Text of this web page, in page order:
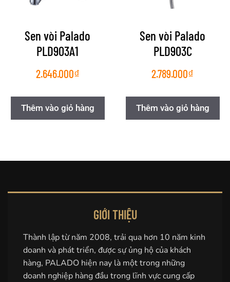
Sen vòi Palado
PLD903A1
2.646.000₫
Thêm vào giỏ hàng
Sen vòi Palado
PLD903C
2.789.000₫
Thêm vào giỏ hàng
GIỚI THIỆU
Thành lập từ năm 2008, trải qua hơn 10 năm kinh
doanh và phát triển, được sự ủng hộ của khách
hàng, PALADO hiện nay là một trong những
doanh nghiệp hàng đầu trong lĩnh vực cung cấp